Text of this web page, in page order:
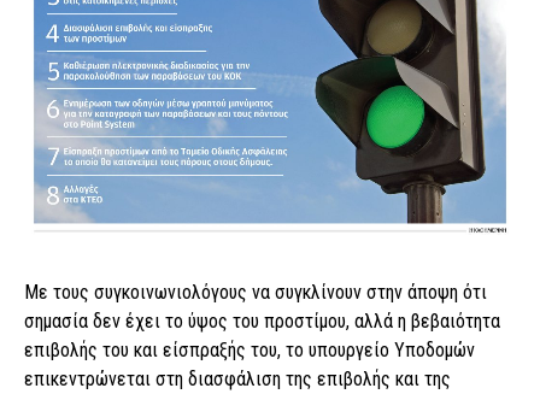
Με τους συγκοινωνιολόγους να συγκλίνουν στην άποψη ότι
σημασία δεν έχει το ύψος του προστίμου, αλλά η βεβαιότητα
επιβολής του και είσπραξής του, το υπουργείο Υποδομών
επικεντρώνεται στη διασφάλιση της επιβολής και της